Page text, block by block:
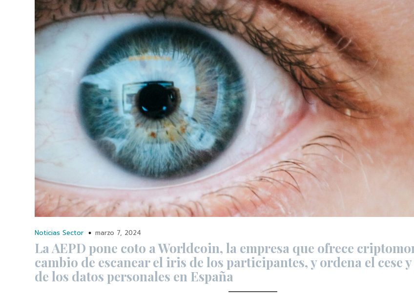
Noticias Sector marzo 7, 2024
La AEPD pone coto a Worldcoin, la empresa que ofrece
cambio de escanear el iris de los participantes, y ordena el cese
de los datos personales en España